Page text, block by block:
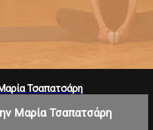
Τσαπατσάρη
Μαρία Τσαπατσάρη